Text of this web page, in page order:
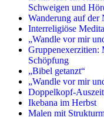
Schweigen und
Wanderung auf der
Interreligiöse
„Wandle vor mir
Gruppenexerzitien:
Schöpfung
„Bibel getanzt“
„Wandle vor mir
Doppelkopf-Auszeit
Ikebana im Herbst
Malen mit